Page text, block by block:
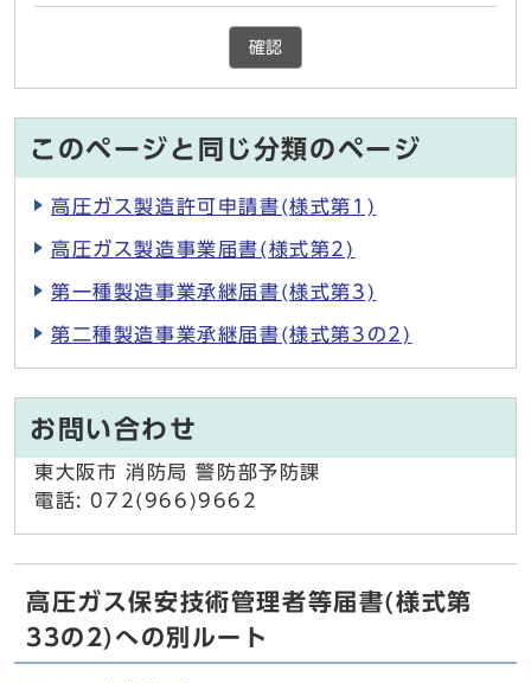
確認
このページと同じ分類のページ
高圧ガス製造許可申請書(様式第1)
高圧ガス製造事業届書(様式第2)
第一種製造事業承継届書(様式第3)
第二種製造事業承継届書(様式第3の2)
お問い合わせ
東大阪市 消防局 警防部予防課
電話: 072(966)9662
高圧ガス保安技術管理者等届書(様式第
33の2)への別ルート